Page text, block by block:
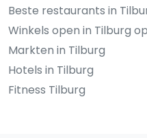
Beste restaurants in
Winkels open in Tilburg
Markten in Tilburg
Hotels in Tilburg
Fitness Tilburg